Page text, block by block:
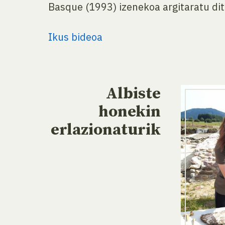
Basque (1993) izenekoa argitaratu
Ikus bideoa
Albiste
honekin
erlazionaturik